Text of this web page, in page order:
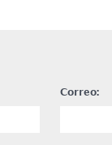
Correo: